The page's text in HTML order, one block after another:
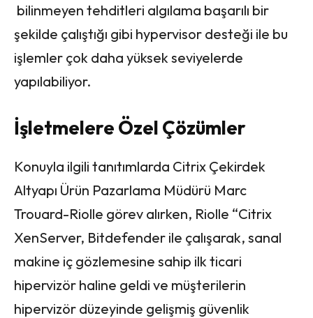
bilinmeyen tehditleri algılama başarılı bir
şekilde çalıştığı gibi hypervisor desteği ile bu
işlemler çok daha yüksek seviyelerde
yapılabiliyor.
İşletmelere Özel Çözümler
Konuyla ilgili tanıtımlarda Citrix Çekirdek
Altyapı Ürün Pazarlama Müdürü Marc
Trouard-Riolle görev alırken, Riolle “Citrix
XenServer, Bitdefender ile çalışarak, sanal
makine iç gözlemesine sahip ilk ticari
hipervizör haline geldi ve müşterilerin
hipervizör düzeyinde gelişmiş güvenlik